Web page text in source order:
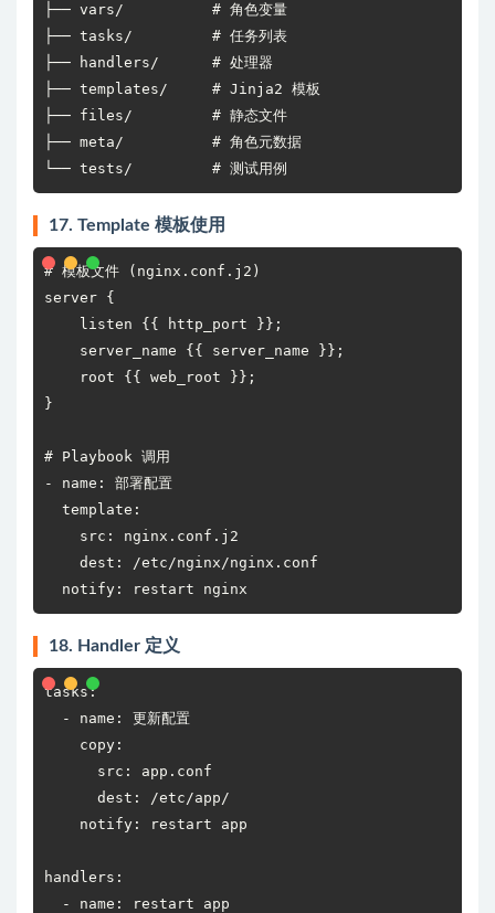
├── vars/          # 角色变量
├── tasks/         # 任务列表
├── handlers/      # 处理器
├── templates/     # Jinja2 模板
├── files/         # 静态文件
├── meta/          # 角色元数据
└── tests/         # 测试用例
17. Template 模板使用
# 模板文件 (nginx.conf.j2)
server {
    listen {{ http_port }};
    server_name {{ server_name }};
    root {{ web_root }};
}
# Playbook 调用
- name: 部署配置
  template:
    src: nginx.conf.j2
    dest: /etc/nginx/nginx.conf
  notify: restart nginx
18. Handler 定义
tasks:
  - name: 更新配置
    copy:
      src: app.conf
      dest: /etc/app/
    notify: restart app
handlers:
  - name: restart app